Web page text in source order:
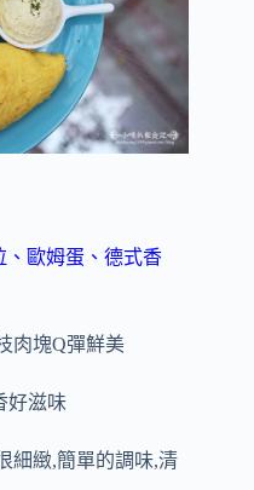
、歐姆蛋、德式香
肉塊Q彈鮮美
好滋味
細緻,簡單的調味,清